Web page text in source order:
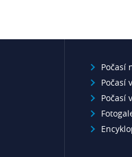
Počasí
Počasí
Počasí